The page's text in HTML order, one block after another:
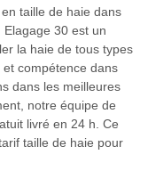
taille de haie dans
30 est un
la haie de tous types
compétence dans
dans les meilleures
notre équipe de
livré en 24 h. Ce
taille de haie pour